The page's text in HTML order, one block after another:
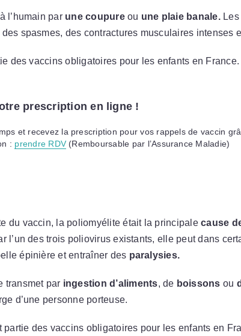
l’humain par une coupureou une plaie banale.Les
spasmes, des contractures musculaires intenses
des vaccins obligatoires pour les enfants en France.
prescription en ligne !
et recevez la prescription pour vos rappels de vaccin
: prendre RDV (Remboursable par l’Assurance Maladie)
du vaccin, la poliomyélite était la principalecause
l’un des trois poliovirus existants, elle peut dans
épinière et entraîner des paralysies.
transmet par ingestion d’aliments, de boissons ou
d’une personne porteuse.
partie des vaccins obligatoires pour les enfants en